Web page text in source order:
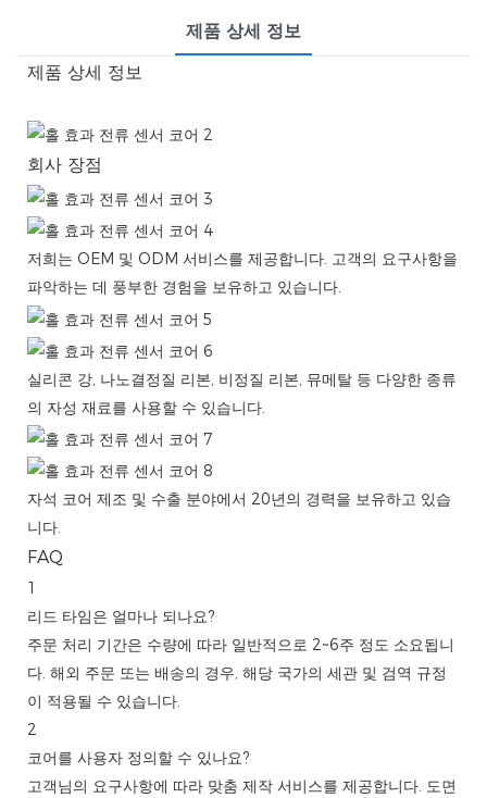
제품 상세 정보
제품 상세 정보
회사 장점
저희는 OEM 및 ODM 서비스를 제공합니다. 고객의 요구사항을
파악하는 데 풍부한 경험을 보유하고 있습니다.
실리콘 강, 나노결정질 리본, 비정질 리본, 뮤메탈 등 다양한 종류
의 자성 재료를 사용할 수 있습니다.
자석 코어 제조 및 수출 분야에서 20년의 경력을 보유하고 있습
니다.
FAQ
1
리드 타임은 얼마나 되나요?
주문 처리 기간은 수량에 따라 일반적으로 2~6주 정도 소요됩니
다. 해외 주문 또는 배송의 경우, 해당 국가의 세관 및 검역 규정
이 적용될 수 있습니다.
2
코어를 사용자 정의할 수 있나요?
고객님의 요구사항에 따라 맞춤 제작 서비스를 제공합니다. 도면